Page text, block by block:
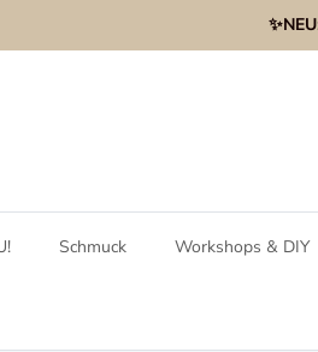
✨NEU
Schmuck Workshops & DIY